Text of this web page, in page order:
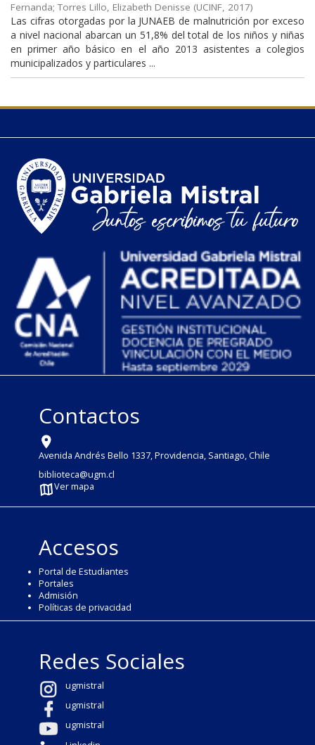
Fernanda; Torres Lillo, Elizabeth Denisse (UCINF, 2017)
Las cifras otorgadas por la JUNAEB de malnutrición por exceso
a nivel nacional abarcan un 51,8% del total de los niños y niñas
en primer año básico en el año 2013 asistentes a colegios
municipalizados y particulares ...
Contactos
Avenida Andrés Bello 1337, Providencia, Santiago, Chile
biblioteca@ugm.cl
Ver mapa
Accesos
Portal de Estudiantes
Portales
Admisión
Políticas de privacidad
Redes Sociales
ugmistral
ugmistral
ugmistral